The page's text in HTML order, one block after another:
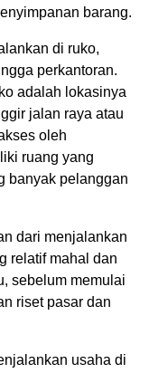
barang.
di ruko,
perkantoran.
adalah lokasinya
jalan raya atau
oleh
ruang yang
banyak pelanggan
dari menjalankan
relatif mahal dan
sebelum memulai
riset pasar dan
usaha di